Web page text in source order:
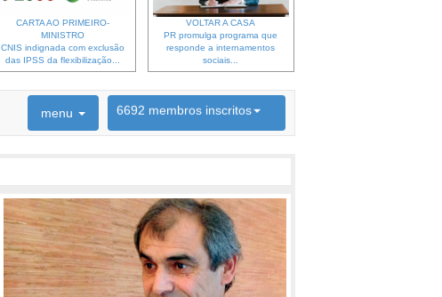
CARTA AO PRIMEIRO-
MINISTRO
CNIS indignada com exclusão
das IPSS da flexibilização...
VOLTAR A CASA
PR promulga programa que
responde a internamentos
sociais...
menu 6692 membros inscritos